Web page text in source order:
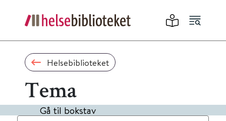
Helsebiblioteket
Tema
Gå til bokstav